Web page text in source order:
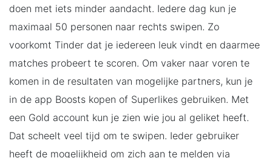
doen met iets minder aandacht. Iedere dag kun je
maximaal 50 personen naar rechts swipen. Zo
voorkomt Tinder dat je iedereen leuk vindt en daarmee
matches probeert te scoren. Om vaker naar voren te
komen in de resultaten van mogelijke partners, kun je
in de app Boosts kopen of Superlikes gebruiken. Met
een Gold account kun je zien wie jou al geliket heeft.
Dat scheelt veel tijd om te swipen. Ieder gebruiker
heeft de mogelijkheid om zich aan te melden via